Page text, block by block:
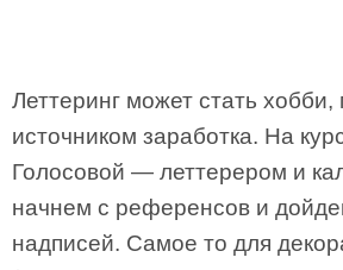
Леттеринг может стать
источником заработка. На
Голосовой — леттерером и
начнем с референсов и
надписей. Самое то для